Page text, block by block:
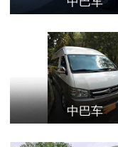
中巴车